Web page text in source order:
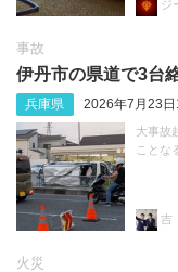
ジ
事故
伊丹市の県道で3台
兵庫県 2026年7月23
大事故
ことな
吉
火災